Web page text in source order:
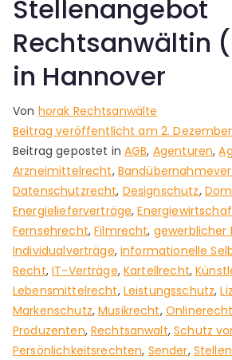
Stellenangebot
Rechtsanwältin
in Hannover
Von horak Rechtsanwälte
Beitrag veröffentlicht am 2.
Beitrag gepostet in AGB, Agenturen,
Arzneimittelrecht,
Datenschutzrecht, Designschutz,
Energielieferverträge,
Fernsehrecht,Filmrecht, gewerblicher
Individualverträge,informationelle
Recht,IT-Verträge,Kartellrecht,
Lebensmittelrecht, Leistungsschutz,
Markenschutz,Musikrecht, Onlinerecht
Produzenten, Rechtsanwalt,Schutz
Persönlichkeitsrechten, Sender,